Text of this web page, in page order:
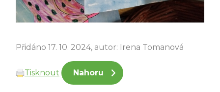
Přidáno 17. 10. 2024, autor: Irena Tomanová
Tisknout Nahoru